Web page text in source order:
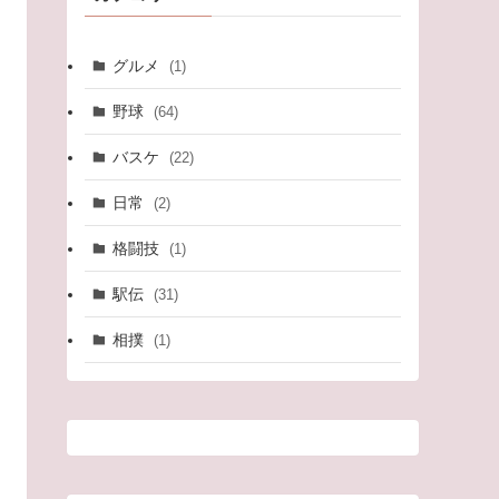
グルメ (1)
野球 (64)
バスケ (22)
日常 (2)
格闘技 (1)
駅伝 (31)
相撲 (1)